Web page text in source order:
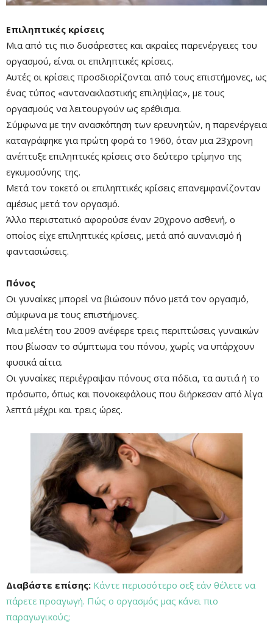
Επιληπτικές κρίσεις
Μια από τις πιο δυσάρεστες και ακραίες παρενέργειες του
οργασμού, είναι οι επιληπτικές κρίσεις.
Αυτές οι κρίσεις προσδιορίζονται από τους επιστήμονες, ως
ένας τύπος «αντανακλαστικής επιληψίας», με τους
οργασμούς να λειτουργούν ως ερέθισμα.
Σύμφωνα με την ανασκόπηση των ερευνητών, η παρενέργεια
καταγράφηκε για πρώτη φορά το 1960, όταν μια 23χρονη
ανέπτυξε επιληπτικές κρίσεις στο δεύτερο τρίμηνο της
εγκυμοσύνης της.
Μετά τον τοκετό οι επιληπτικές κρίσεις επανεμφανίζονταν
αμέσως μετά τον οργασμό.
Άλλο περιστατικό αφορούσε έναν 20χρονο ασθενή, ο
οποίος είχε επιληπτικές κρίσεις, μετά από αυνανισμό ή
φαντασιώσεις.
Πόνος
Οι γυναίκες μπορεί να βιώσουν πόνο μετά τον οργασμό,
σύμφωνα με τους επιστήμονες.
Μια μελέτη του 2009 ανέφερε τρεις περιπτώσεις γυναικών
που βίωσαν το σύμπτωμα του πόνου, χωρίς να υπάρχουν
φυσικά αίτια.
Οι γυναίκες περιέγραψαν πόνους στα πόδια, τα αυτιά ή το
πρόσωπο, όπως και πονοκεφάλους που διήρκεσαν από λίγα
λεπτά μέχρι και τρεις ώρες.
Διαβάστε επίσης: Κάντε περισσότερο σεξ εάν θέλετε να
πάρετε προαγωγή. Πώς ο οργασμός μας κάνει πιο
παραγωγικούς;